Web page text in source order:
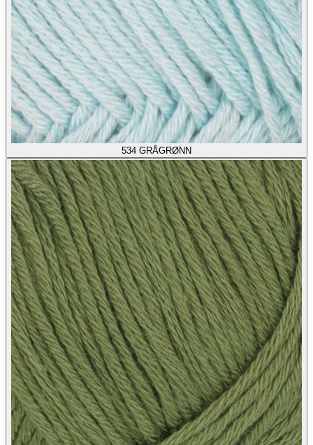
534 GRÅGRØNN